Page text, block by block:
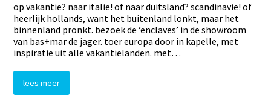
op vakantie? naar italië! of naar duitsland? scandinavië! of
heerlijk hollands, want het buitenland lonkt, maar het
binnenland pronkt. bezoek de ‘enclaves’ in de showroom
van bas+mar de jager. toer europa door in kapelle, met
inspiratie uit alle vakantielanden. met…
lees meer